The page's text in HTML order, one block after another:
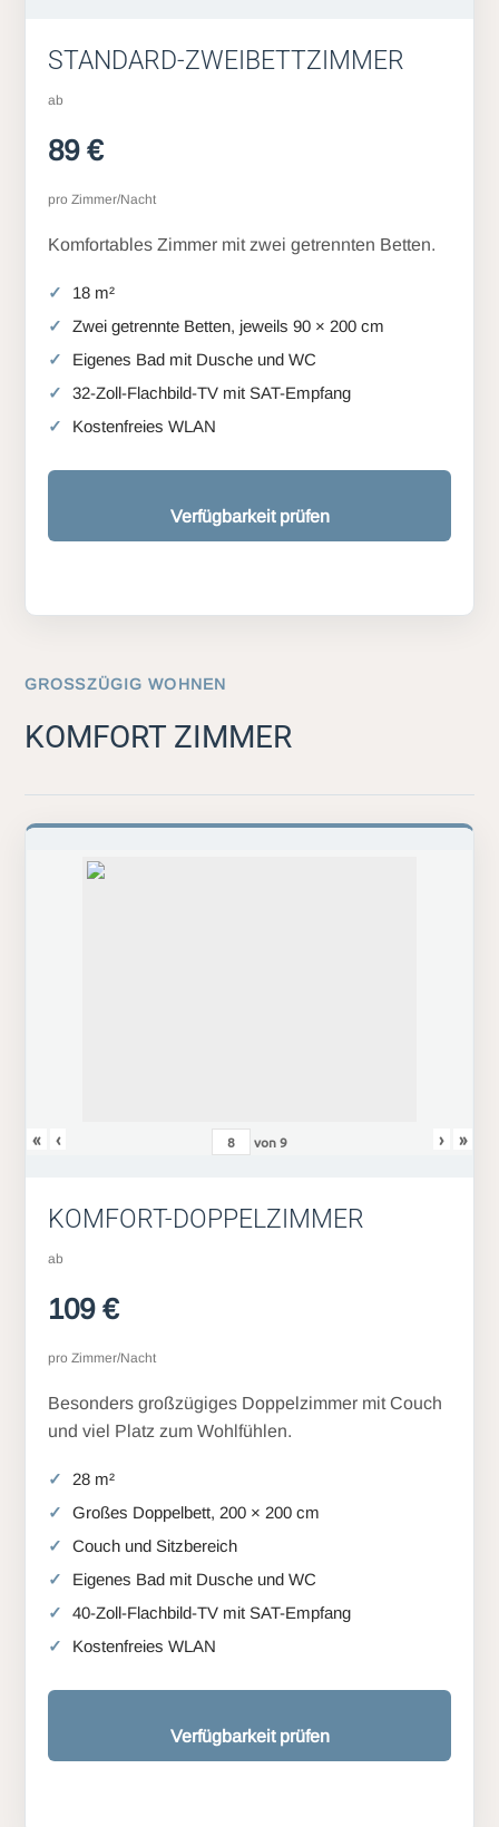
STANDARD-ZWEIBETTZIMMER
ab
89 €
pro Zimmer/Nacht
Komfortables Zimmer mit zwei getrennten Betten.
18 m²
Zwei getrennte Betten, jeweils 90 × 200 cm
Eigenes Bad mit Dusche und WC
32-Zoll-Flachbild-TV mit SAT-Empfang
Kostenfreies WLAN
Verfügbarkeit prüfen
GROSSZÜGIG WOHNEN
KOMFORT ZIMMER
« ‹ von9 › »
KOMFORT-DOPPELZIMMER
ab
109 €
pro Zimmer/Nacht
Besonders großzügiges Doppelzimmer mit Couch
und viel Platz zum Wohlfühlen.
28 m²
Großes Doppelbett, 200 × 200 cm
Couch und Sitzbereich
Eigenes Bad mit Dusche und WC
40-Zoll-Flachbild-TV mit SAT-Empfang
Kostenfreies WLAN
Verfügbarkeit prüfen